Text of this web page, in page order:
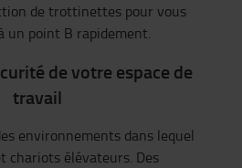
de trottinettes pour vous
un point B rapidement.
de votre espace de
travail
environnements dans lequel
chariots élévateurs. Des